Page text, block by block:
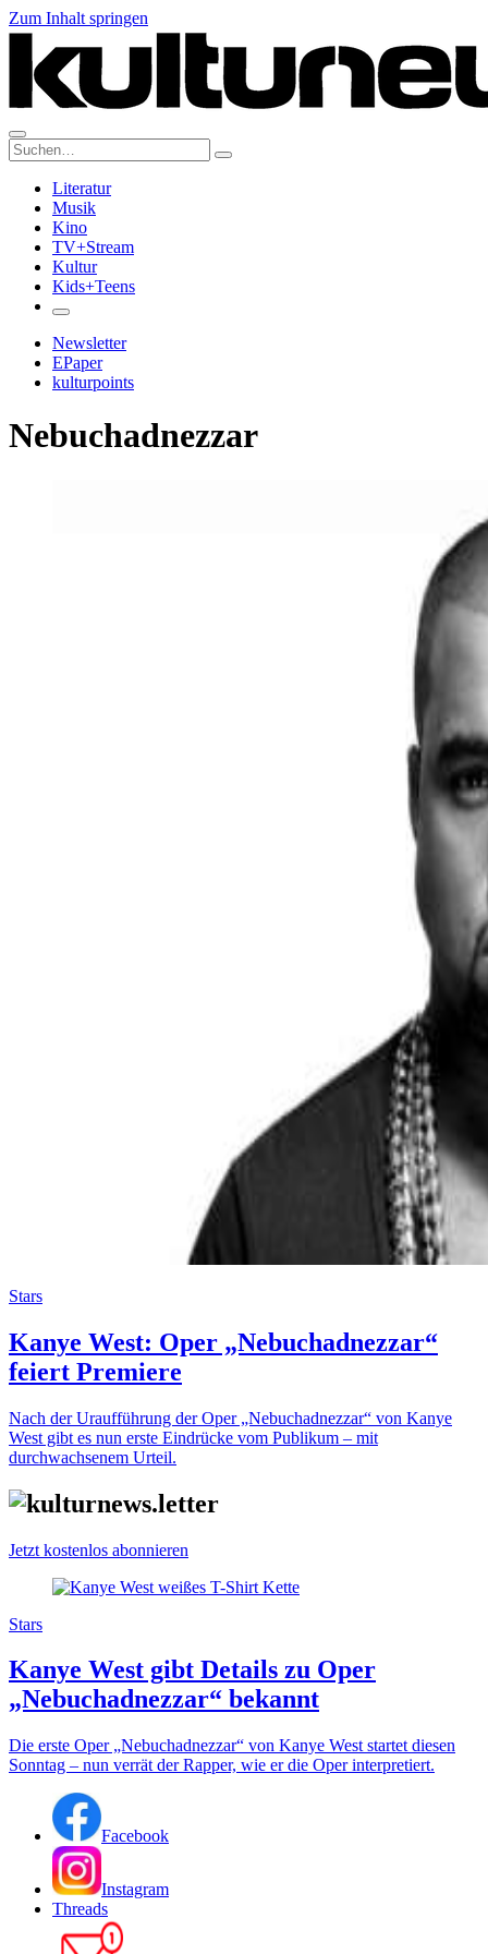
Zum Inhalt springen
Suche:
Literatur
Musik
Kino
TV+Stream
Kultur
Kids+Teens
Newsletter
EPaper
kulturpoints
Nebuchadnezzar
Stars
Kanye West: Oper „Nebuchadnezzar“
feiert Premiere
Nach der Uraufführung der Oper „Nebuchadnezzar“ von Kanye
West gibt es nun erste Eindrücke vom Publikum – mit
durchwachsenem Urteil.
Jetzt kostenlos abonnieren
Stars
Kanye West gibt Details zu Oper
„Nebuchadnezzar“ bekannt
Die erste Oper „Nebuchadnezzar“ von Kanye West startet diesen
Sonntag – nun verrät der Rapper, wie er die Oper interpretiert.
Facebook
Instagram
Threads